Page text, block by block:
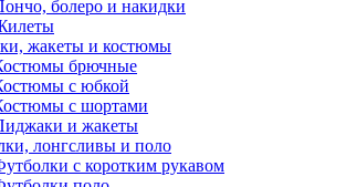
болеро и накидки
жакеты и костюмы
брючные
с юбкой
с шортами
и жакеты
лонгсливы и поло
с коротким рукавом